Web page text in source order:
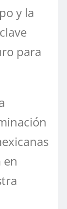
y la
para
en